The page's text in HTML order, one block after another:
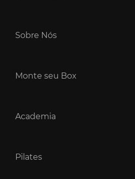
Sobre Nós
Monte seu Box
Academia
Pilates